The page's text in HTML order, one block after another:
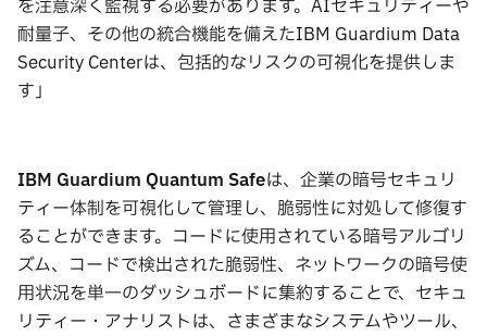
を注意深く監視する必要があります。AIセキュリティーや
耐量子、その他の統合機能を備えたIBM Guardium Data
Security Centerは、包括的なリスクの可視化を提供しま
す」
IBM Guardium Quantum Safeは、企業の暗号セキュリ
ティー体制を可視化して管理し、脆弱性に対処して修復す
ることができます。コードに使用されている暗号アルゴリ
ズム、コードで検出された脆弱性、ネットワークの暗号使
用状況を単一のダッシュボードに集約することで、セキュ
リティー・アナリストは、さまざまなシステムやツール、